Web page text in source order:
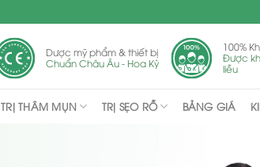
Dược mỹ phẩm & thiết bị
Chuẩn Châu Âu - Hoa Kỳ
100%
Được
liễu
TRỊ THÂM MỤN TRỊ SẸO RỖ BẢNG GIÁ